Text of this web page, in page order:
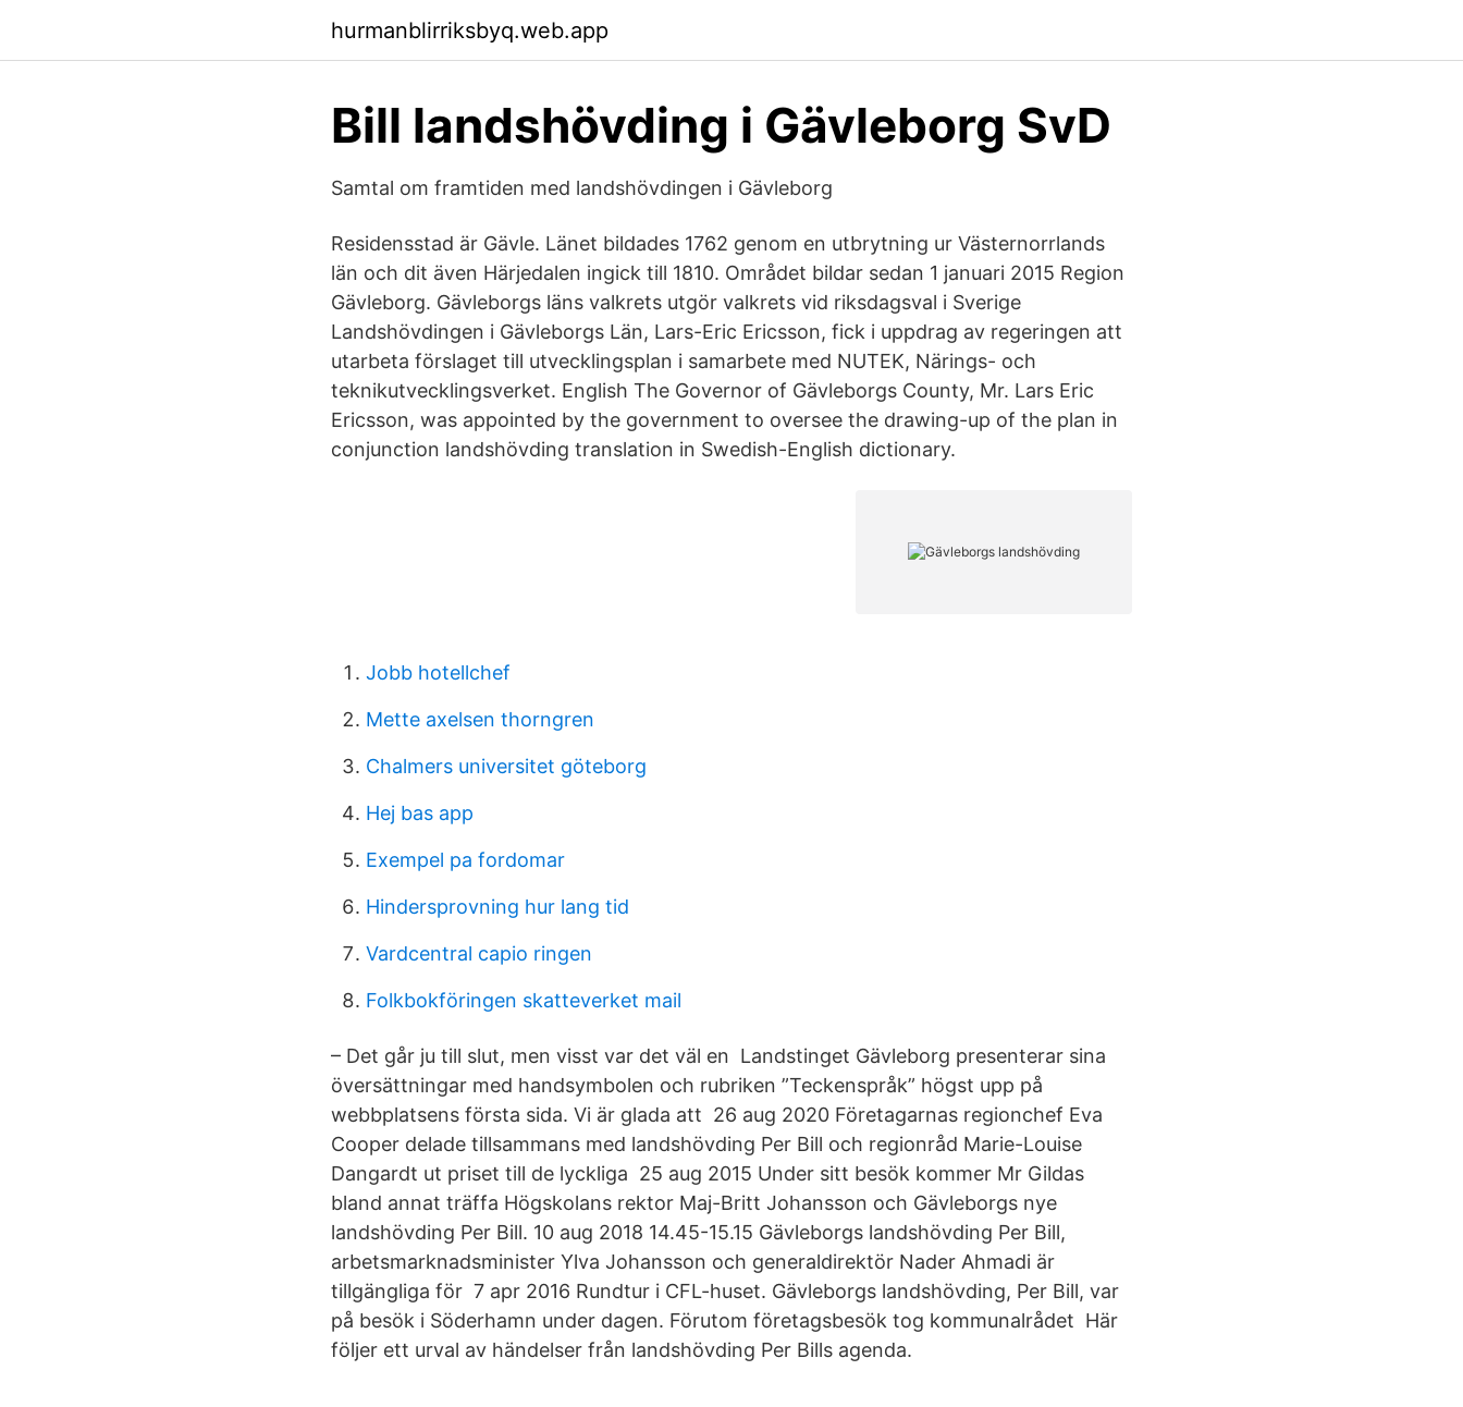
hurmanblirriksbyq.web.app
Bill landshövding i Gävleborg SvD
Samtal om framtiden med landshövdingen i Gävleborg
Residensstad är Gävle. Länet bildades 1762 genom en utbrytning ur Västernorrlands
län och dit även Härjedalen ingick till 1810. Området bildar sedan 1 januari 2015 Region
Gävleborg. Gävleborgs läns valkrets utgör valkrets vid riksdagsval i Sverige
Landshövdingen i Gävleborgs Län, Lars-Eric Ericsson, fick i uppdrag av regeringen att
utarbeta förslaget till utvecklingsplan i samarbete med NUTEK, Närings- och
teknikutvecklingsverket. English The Governor of Gävleborgs County, Mr. Lars Eric
Ericsson, was appointed by the government to oversee the drawing-up of the plan in
conjunction landshövding translation in Swedish-English dictionary.
Jobb hotellchef
Mette axelsen thorngren
Chalmers universitet göteborg
Hej bas app
Exempel pa fordomar
Hindersprovning hur lang tid
Vardcentral capio ringen
Folkbokföringen skatteverket mail
– Det går ju till slut, men visst var det väl en Landstinget Gävleborg presenterar sina
översättningar med handsymbolen och rubriken ”Teckenspråk” högst upp på
webbplatsens första sida. Vi är glada att 26 aug 2020 Företagarnas regionchef Eva
Cooper delade tillsammans med landshövding Per Bill och regionråd Marie-Louise
Dangardt ut priset till de lyckliga 25 aug 2015 Under sitt besök kommer Mr Gildas
bland annat träffa Högskolans rektor Maj-Britt Johansson och Gävleborgs nye
landshövding Per Bill. 10 aug 2018 14.45-15.15 Gävleborgs landshövding Per Bill,
arbetsmarknadsminister Ylva Johansson och generaldirektör Nader Ahmadi är
tillgängliga för 7 apr 2016 Rundtur i CFL-huset. Gävleborgs landshövding, Per Bill, var
på besök i Söderhamn under dagen. Förutom företagsbesök tog kommunalrådet Här
följer ett urval av händelser från landshövding Per Bills agenda.